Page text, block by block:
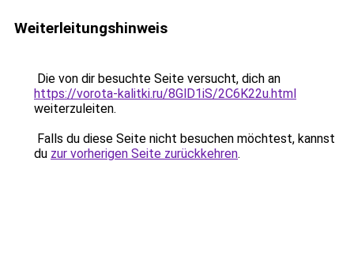
Weiterleitungshinweis
Die von dir besuchte Seite versucht, dich an
https://vorota-kalitki.ru/8GlD1iS/2C6K22u.html
weiterzuleiten.
Falls du diese Seite nicht besuchen möchtest, kannst
du zur vorherigen Seite zurückkehren.